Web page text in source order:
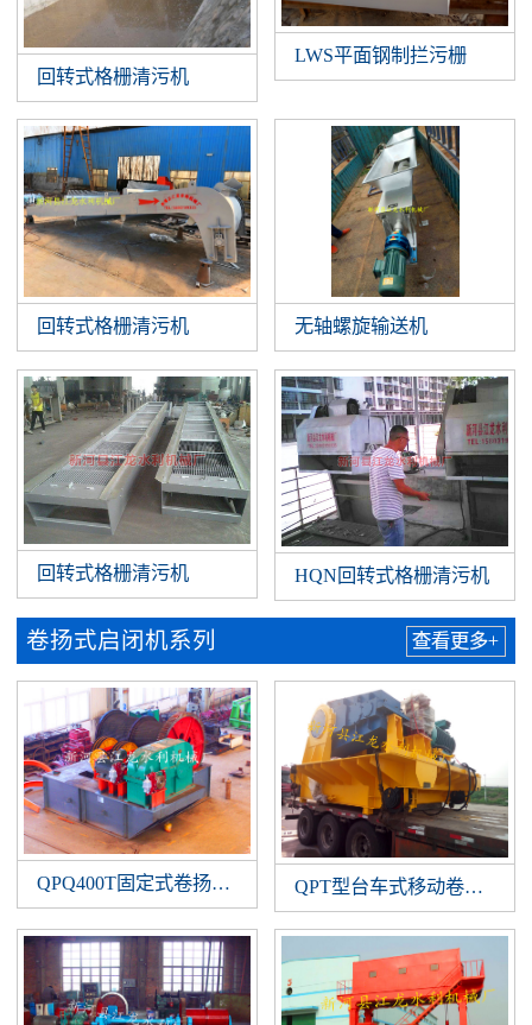
回转式格栅清污机
LWS平面钢制拦污栅
回转式格栅清污机 无轴螺旋输送机
回转式格栅清污机 HQN回转式格栅清污机
卷扬式启闭机系列 查看更多+
QPQ400T固定式卷扬启闭机 QPT型台车式移动卷扬启闭